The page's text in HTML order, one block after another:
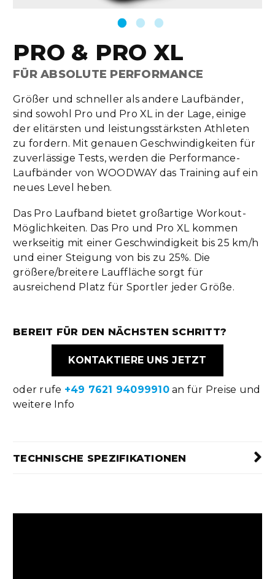
PRO & PRO XL
FÜR ABSOLUTE PERFORMANCE
Größer und schneller als andere Laufbänder,
sind sowohl Pro und Pro XL in der Lage, einige
der elitärsten und leistungsstärksten Athleten
zu fordern. Mit genauen Geschwindigkeiten für
zuverlässige Tests, werden die Performance-
Laufbänder von WOODWAY das Training auf ein
neues Level heben.
Das Pro Laufband bietet großartige Workout-
Möglichkeiten. Das Pro und Pro XL kommen
werkseitig mit einer Geschwindigkeit bis 25 km/h
und einer Steigung von bis zu 25%. Die
größere/breitere Lauffläche sorgt für
ausreichend Platz für Sportler jeder Größe.
BEREIT FÜR DEN NÄCHSTEN SCHRITT?
KONTAKTIERE UNS JETZT
oder rufe +49 7621 94099910an für Preise und
weitere Info
TECHNISCHE SPEZIFIKATIONEN